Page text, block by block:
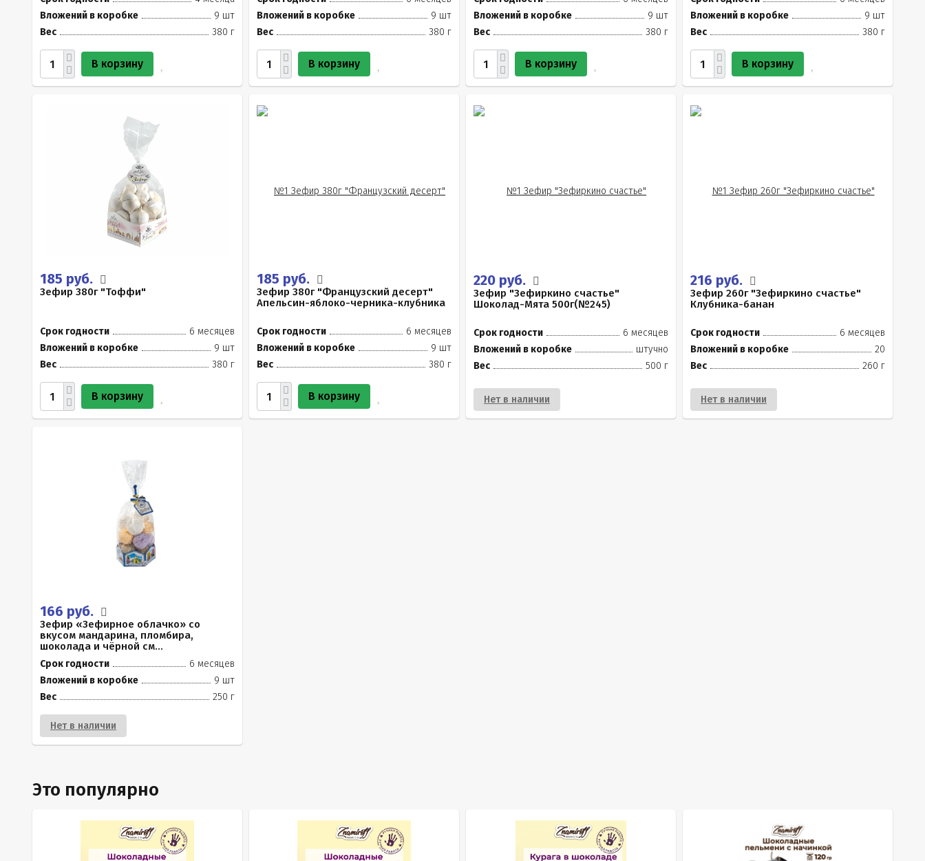
Вложений в коробке
9 шт
Вес
380 г
В корзину
Вложений в коробке
9 шт
Вес
380 г
В корзину
Вложений в коробке
9 шт
Вес
380 г
В корзину
Вложений в коробке
9 шт
Вес
380 г
В корзину
185 руб.
Зефир 380г "Тоффи"
Срок годности
6 месяцев
Вложений в коробке
9 шт
Вес
380 г
В корзину
185 руб.
Зефир 380г "Французский десерт"
Апельсин-яблоко-черника-клубника
Срок годности
6 месяцев
Вложений в коробке
9 шт
Вес
380 г
В корзину
220 руб.
Зефир "Зефиркино счастье"
Шоколад-Мята 500г(№245)
Срок годности
6 месяцев
Вложений в коробке
штучно
Вес
500 г
Нет в наличии
216 руб.
Зефир 260г "Зефиркино счастье"
Клубника-банан
Срок годности
6 месяцев
Вложений в коробке
20
Вес
260 г
Нет в наличии
166 руб.
Зефир «Зефирное облачко» со
вкусом мандарина, пломбира,
шоколада и чёрной см...
Срок годности
6 месяцев
Вложений в коробке
9 шт
Вес
250 г
Нет в наличии
Это популярно